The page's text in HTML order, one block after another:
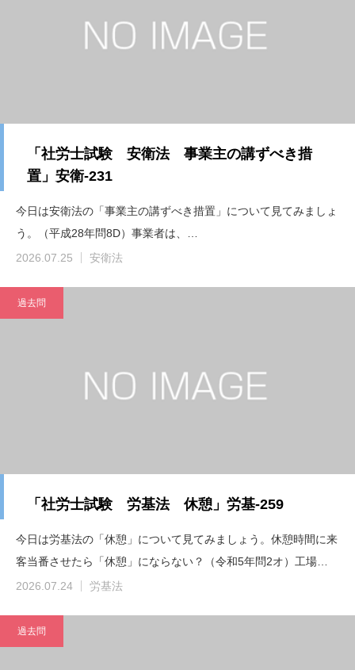
「社労士試験 安衛法 事業主の講ずべき措
置」安衛-231
今日は安衛法の「事業主の講ずべき措置」について見てみましょ
う。（平成28年問8D）事業者は、…
2026.07.25
安衛法
過去問
「社労士試験 労基法 休憩」労基-259
今日は労基法の「休憩」について見てみましょう。休憩時間に来
客当番させたら「休憩」にならない？（令和5年問2オ）工場…
2026.07.24
労基法
過去問